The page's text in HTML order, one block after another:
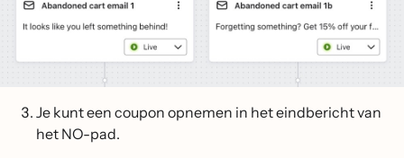
Je kunt een coupon opnemen in het eindbericht van
het NO-pad.